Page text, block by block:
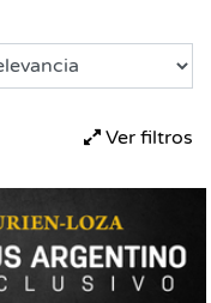
Ver filtros